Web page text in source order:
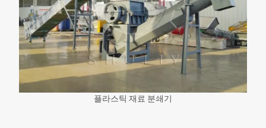
플라스틱 재료 분쇄기